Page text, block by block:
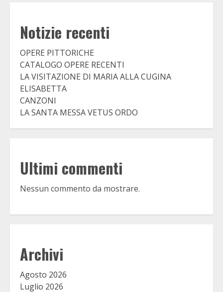
Notizie recenti
OPERE PITTORICHE
CATALOGO OPERE RECENTI
LA VISITAZIONE DI MARIA ALLA CUGINA
ELISABETTA
CANZONI
LA SANTA MESSA VETUS ORDO
Ultimi commenti
Nessun commento da mostrare.
Archivi
Agosto 2026
Luglio 2026